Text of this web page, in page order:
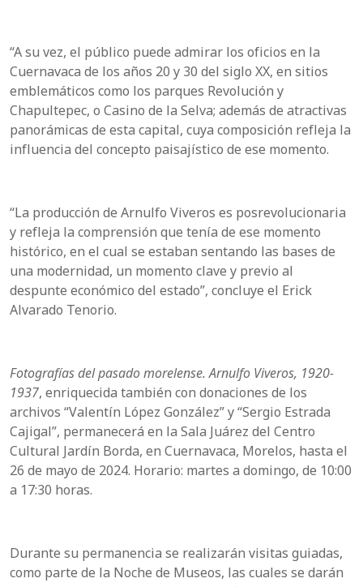
“A su vez, el público puede admirar los oficios en la
Cuernavaca de los años 20 y 30 del siglo XX, en sitios
emblemáticos como los parques Revolución y
Chapultepec, o Casino de la Selva; además de atractivas
panorámicas de esta capital, cuya composición refleja la
influencia del concepto paisajístico de ese momento.
“La producción de Arnulfo Viveros es posrevolucionaria
y refleja la comprensión que tenía de ese momento
histórico, en el cual se estaban sentando las bases de
una modernidad, un momento clave y previo al
despunte económico del estado”, concluye el Erick
Alvarado Tenorio.
Fotografías del pasado morelense. Arnulfo Viveros, 1920-
1937, enriquecida también con donaciones de los
archivos “Valentín López González” y “Sergio Estrada
Cajigal”, permanecerá en la Sala Juárez del Centro
Cultural Jardín Borda, en Cuernavaca, Morelos, hasta el
26 de mayo de 2024. Horario: martes a domingo, de 10:00
a 17:30 horas.
Durante su permanencia se realizarán visitas guiadas,
como parte de la Noche de Museos, las cuales se darán